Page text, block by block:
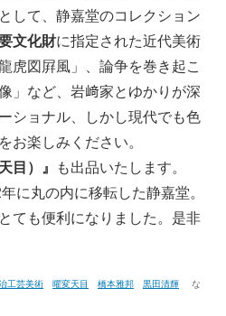
して、静嘉堂のコレクション
文化財に指定された近代美術
龍虎図屛風」、論争を巻き起こ
」など、岩﨑家とゆかりが深
ショナル、しかし現代でも色
お楽しみください。
目）』
も出品いたします。
に丸の内に移転した静嘉堂。
ても便利になりました。是非
工芸美術 曜変天目 橋本雅邦 黒田清輝 な